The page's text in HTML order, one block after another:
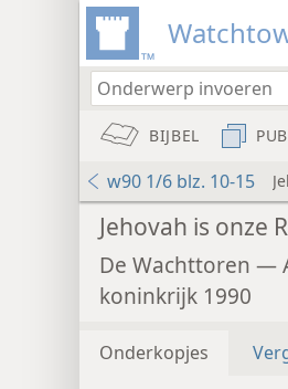
BIJBEL
w90 1/6 blz. 10-15
Jehovah is onze
De Wachttoren —
koninkrijk 1990
Onderkopjes